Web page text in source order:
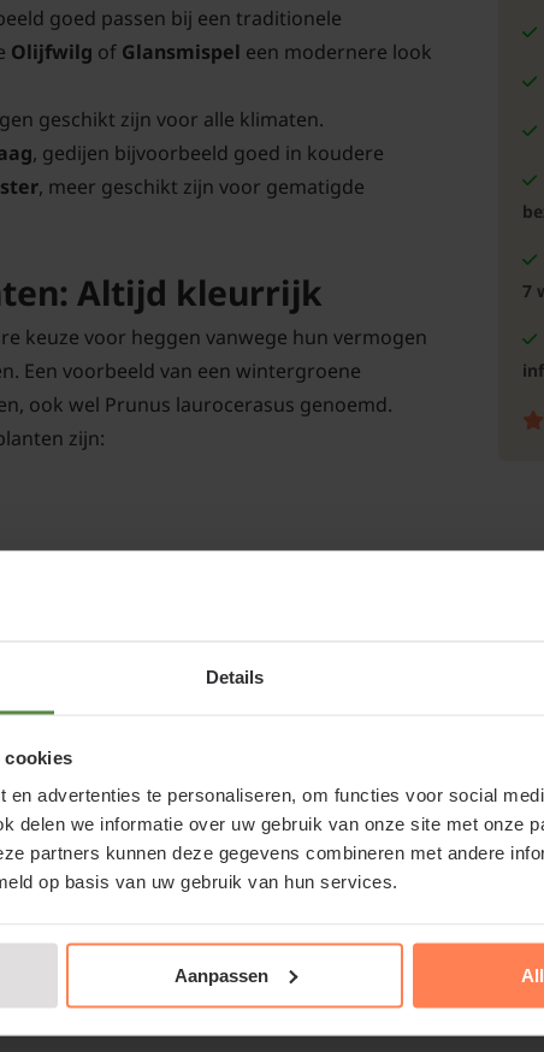
Details
cookies
en advertenties te personaliseren, om functies voor social
delen we informatie over uw gebruik van onze site met onze
partners kunnen deze gegevens combineren met andere
op basis van uw gebruik van hun services.
Aanpassen
goed passen bij een traditionele
Olijfwilg of Glansmispel een modernere look
geschikt zijn voor alle klimaten.
, gedijen bijvoorbeeld goed in koudere
, meer geschikt zijn voor gematigde
Altijd kleurrijk
keuze voor heggen vanwege hun vermogen
Een voorbeeld van een wintergroene
ook wel Prunus laurocerasus genoemd.
zijn:
in de winter, waardoor ze een
vergelijkbare behoeften als andere
bloeikarakteristieken. De
geschikt voor een lage groenblijvende haag en
zoals delaurierkers,hulst ,Japanse hulst
tot normale grond en kunnen zowel in de
hagen en bestel direct
7